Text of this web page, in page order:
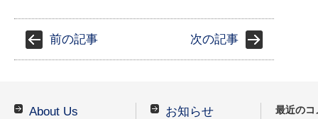
前の記事 次の記事
About Us
お知らせ
最近のコ